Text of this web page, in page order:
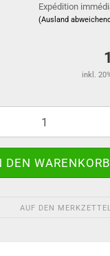
Expédition
(Ausland
inkl.
AUF DEN